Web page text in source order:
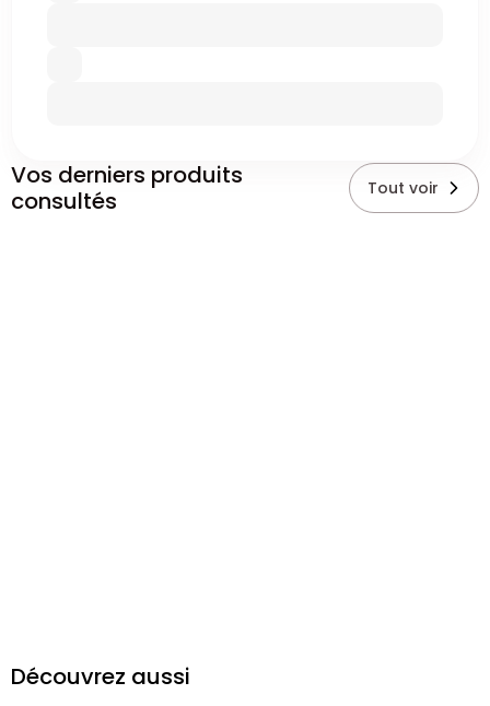
Vos derniers produits
consultés
Tout voir
Découvrez aussi